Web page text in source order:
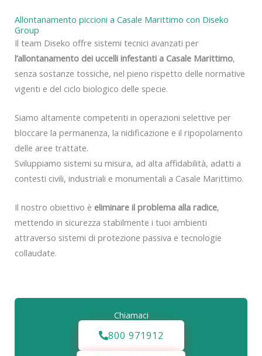
Allontanamento piccioni a Casale Marittimo con Diseko
Group
Il team Diseko offre sistemi tecnici avanzati per
l’allontanamento dei uccelli infestanti a Casale Marittimo,
senza sostanze tossiche, nel pieno rispetto delle normative
vigenti e del ciclo biologico delle specie.
Siamo altamente competenti in operazioni selettive per
bloccare la permanenza, la nidificazione e il ripopolamento
delle aree trattate.
Sviluppiamo sistemi su misura, ad alta affidabilità, adatti a
contesti civili, industriali e monumentali a Casale Marittimo.
Il nostro obiettivo è eliminare il problema alla radice,
mettendo in sicurezza stabilmente i tuoi ambienti
attraverso sistemi di protezione passiva e tecnologie
collaudate.
Chiamaci
800 971912